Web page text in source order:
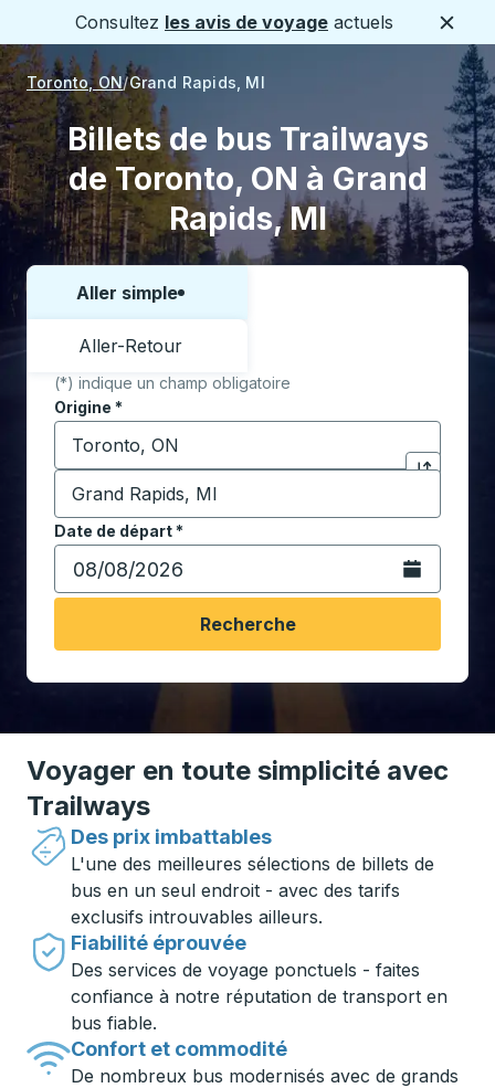
Consultez les avis de voyage actuels
Toronto, ON Grand Rapids, MI
Billets de bus Trailways
de Toronto, ON à Grand
Rapids, MI
Choisissez un sens ou un aller-retour:
Aller simple
Aller-Retour
(*) indique un champ obligatoire
Origine *
Commencez à saisir la ville d'origine pour ouvrir
Cliquez
Destination *
Commencez à saisir la ville de destination pour
Date de départ*
Tapez la date au format date Barre oblique du mois à
Ouvrez le
Recherche
Voyager en toute simplicité avec
Trailways
Des prix imbattables
L'une des meilleures sélections de billets de
bus en un seul endroit - avec des tarifs
exclusifs introuvables ailleurs.
Fiabilité éprouvée
Des services de voyage ponctuels - faites
confiance à notre réputation de transport en
bus fiable.
Confort et commodité
De nombreux bus modernisés avec de grands